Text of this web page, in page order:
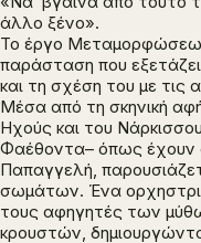
άλλο ξένο».
Το έργο
παράσταση που
και τη σχέση του με τις
Μέσα από τη σκηνική
Ηχούς και του
Φαέθοντα– όπως έχουν
Παπαγγελή,
σωμάτων. Ένα
τους αφηγητές των
κρουστών,